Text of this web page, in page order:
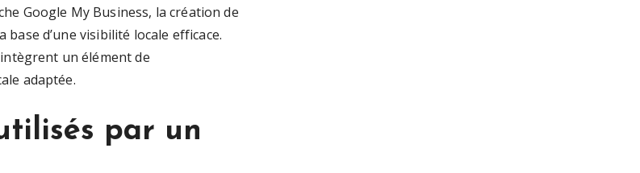
Google My Business, la création de
d’une visibilité locale efficace.
un élément de
adaptée.
par un